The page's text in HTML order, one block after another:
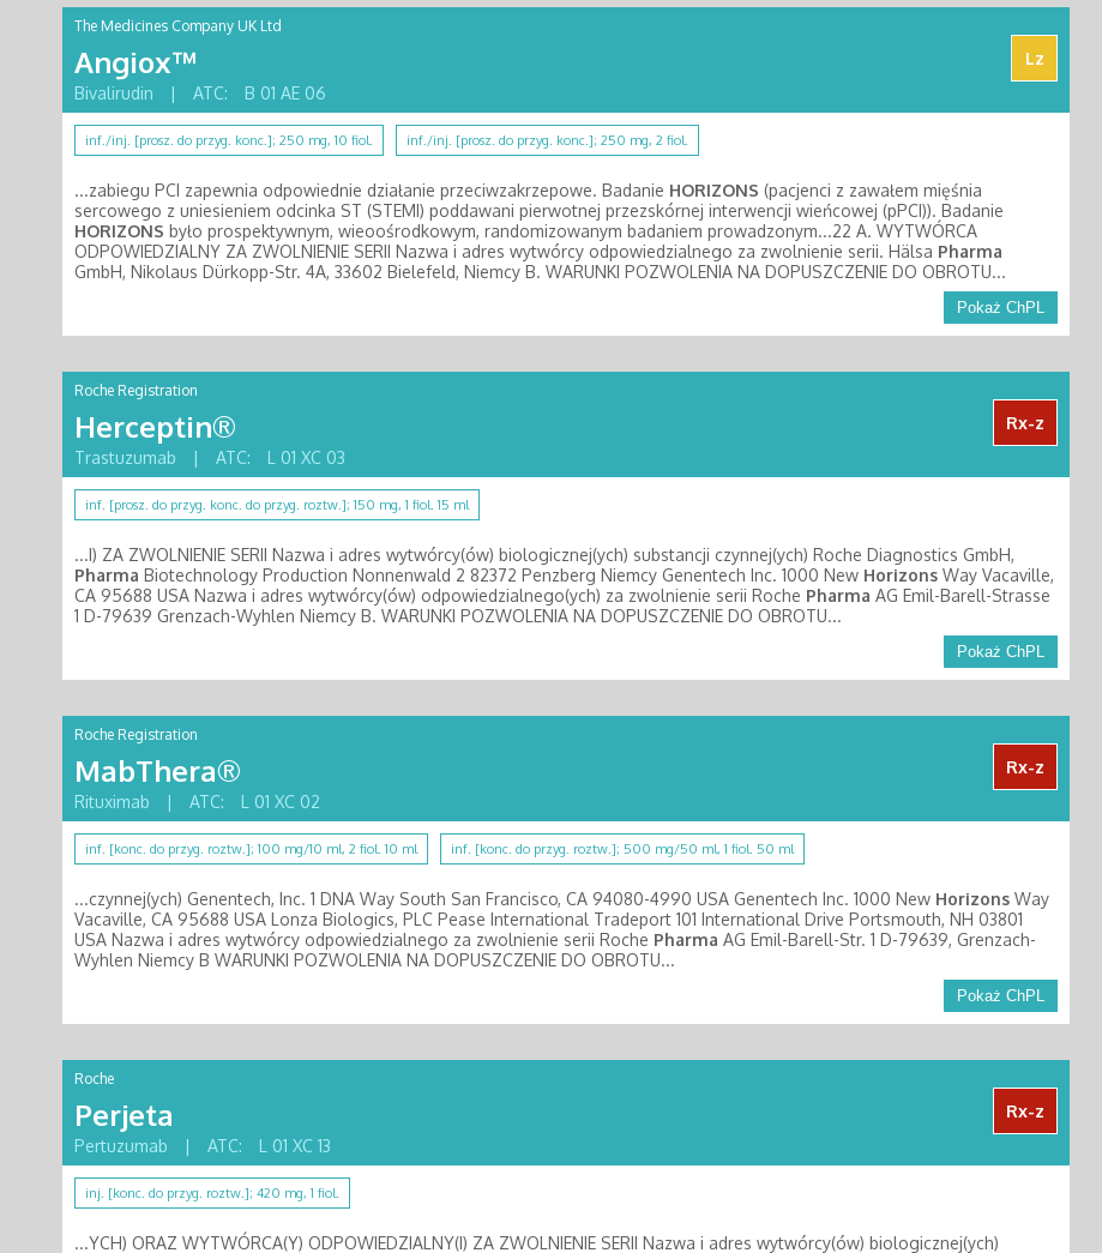
The Medicines Company UK Ltd
Angiox™
Lz
Bivalirudin
| ATC: B 01 AE 06
inf./inj. [prosz. do przyg. konc.]; 250 mg, 10 fiol. inf./inj. [prosz. do przyg. konc.]; 250 mg, 2 fiol.
...zabiegu PCI zapewnia odpowiednie działanie przeciwzakrzepowe. Badanie HORIZONS (pacjenci z zawałem mięśnia
sercowego z uniesieniem odcinka ST (STEMI) poddawani pierwotnej przezskórnej interwencji wieńcowej (pPCI)). Badanie
HORIZONS było prospektywnym, wieoośrodkowym, randomizowanym badaniem prowadzonym...22 A. WYTWÓRCA
ODPOWIEDZIALNY ZA ZWOLNIENIE SERII Nazwa i adres wytwórcy odpowiedzialnego za zwolnienie serii. Hälsa Pharma
GmbH, Nikolaus Dürkopp-Str. 4A, 33602 Bielefeld, Niemcy B. WARUNKI POZWOLENIA NA DOPUSZCZENIE DO OBROTU...
Pokaż ChPL
Roche Registration
Herceptin®
Rx-z
Trastuzumab
| ATC: L 01 XC 03
inf. [prosz. do przyg. konc. do przyg. roztw.]; 150 mg, 1 fiol. 15 ml
...I) ZA ZWOLNIENIE SERII Nazwa i adres wytwórcy(ów) biologicznej(ych) substancji czynnej(ych) Roche Diagnostics GmbH,
Pharma Biotechnology Production Nonnenwald 2 82372 Penzberg Niemcy Genentech Inc. 1000 New Horizons Way Vacaville,
CA 95688 USA Nazwa i adres wytwórcy(ów) odpowiedzialnego(ych) za zwolnienie serii Roche Pharma AG Emil-Barell-Strasse
1 D-79639 Grenzach-Wyhlen Niemcy B. WARUNKI POZWOLENIA NA DOPUSZCZENIE DO OBROTU...
Pokaż ChPL
Roche Registration
MabThera®
Rx-z
Rituximab
| ATC: L 01 XC 02
inf. [konc. do przyg. roztw.]; 100 mg/10 ml, 2 fiol. 10 ml inf. [konc. do przyg. roztw.]; 500 mg/50 ml, 1 fiol. 50 ml
...czynnej(ych) Genentech, Inc. 1 DNA Way South San Francisco, CA 94080-4990 USA Genentech Inc. 1000 New Horizons Way
Vacaville, CA 95688 USA Lonza Biologics, PLC Pease International Tradeport 101 International Drive Portsmouth, NH 03801
USA Nazwa i adres wytwórcy odpowiedzialnego za zwolnienie serii Roche Pharma AG Emil-Barell-Str. 1 D-79639, Grenzach-
Wyhlen Niemcy B WARUNKI POZWOLENIA NA DOPUSZCZENIE DO OBROTU...
Pokaż ChPL
Roche
Perjeta
Rx-z
Pertuzumab
| ATC: L 01 XC 13
inj. [konc. do przyg. roztw.]; 420 mg, 1 fiol.
...YCH) ORAZ WYTWÓRCA(Y) ODPOWIEDZIALNY(I) ZA ZWOLNIENIE SERII Nazwa i adres wytwórcy(ów) biologicznej(ych)